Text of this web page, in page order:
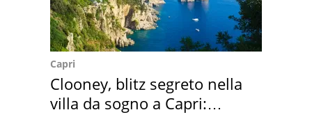
Capri
Clooney, blitz segreto nella
villa da sogno a Capri: